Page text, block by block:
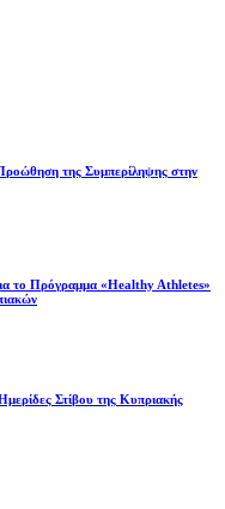
της Συμπερίληψης στην
το Πρόγραμμα «Healthy Athletes»
Στίβου της Κυπριακής